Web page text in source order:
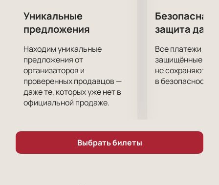
Уникальные
предложения
Находим уникальные
предложения от
организаторов и
проверенных продавцов —
даже те, которых уже нет в
официальной продаже.
Безопасная
защита
Все платежи
защищённые
не сохраняются
в безопасности.
Выбрать билеты